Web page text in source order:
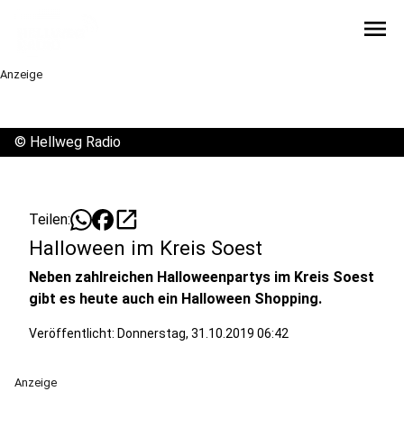
menu
Anzeige
© Hellweg Radio
Teilen: open_in_new
Halloween im Kreis Soest
Neben zahlreichen Halloweenpartys im Kreis Soest
gibt es heute auch ein Halloween Shopping.
Veröffentlicht: Donnerstag, 31.10.2019 06:42
Anzeige